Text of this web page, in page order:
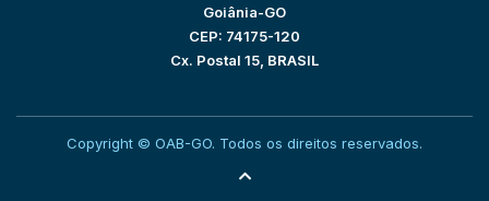
Goiânia-GO
CEP: 74175-120
Cx. Postal 15, BRASIL
Copyright © OAB-GO. Todos os direitos reservados.